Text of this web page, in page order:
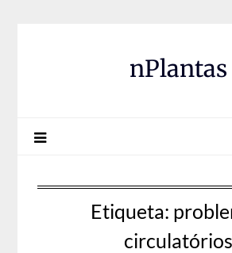
nPlantas
Etiqueta:
circulatórios